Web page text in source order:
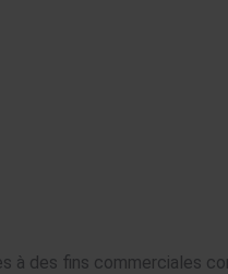
à des fins commerciales